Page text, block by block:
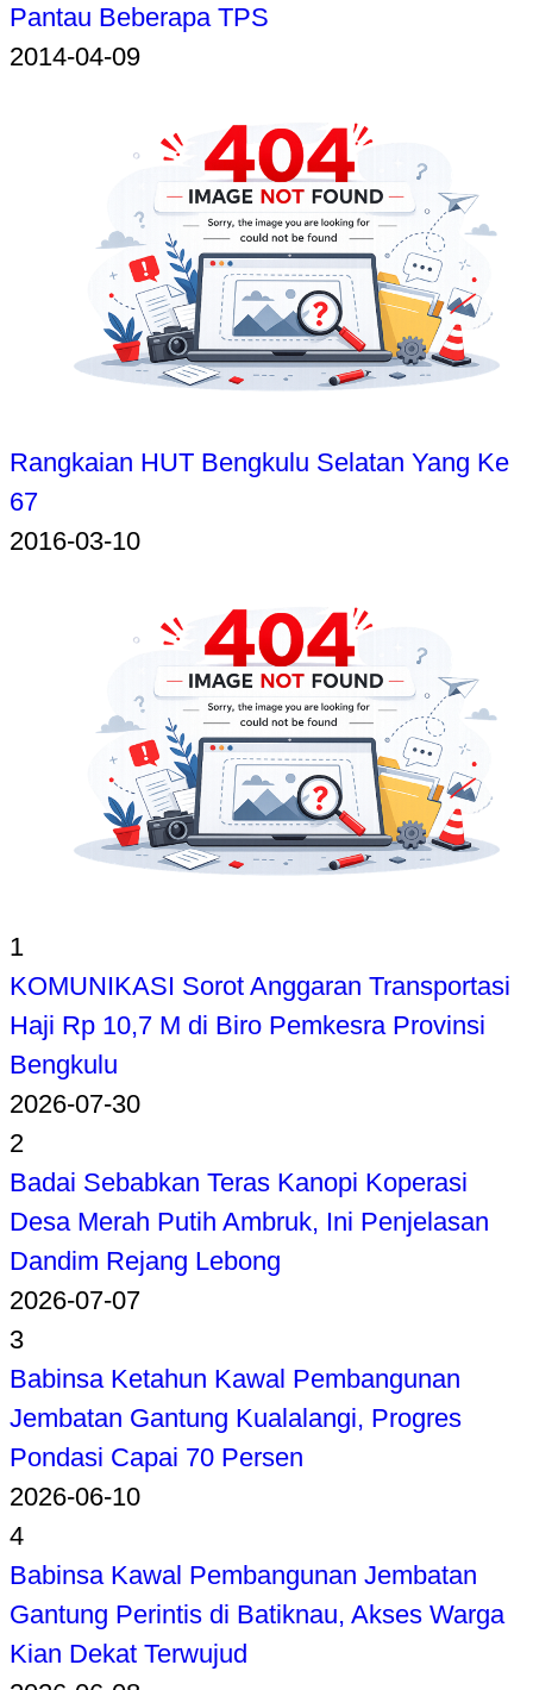
Pantau Beberapa TPS
2014-04-09
Rangkaian HUT Bengkulu Selatan Yang Ke
67
2016-03-10
1
KOMUNIKASI Sorot Anggaran Transportasi
Haji Rp 10,7 M di Biro Pemkesra Provinsi
Bengkulu
2026-07-30
2
Badai Sebabkan Teras Kanopi Koperasi
Desa Merah Putih Ambruk, Ini Penjelasan
Dandim Rejang Lebong
2026-07-07
3
Babinsa Ketahun Kawal Pembangunan
Jembatan Gantung Kualalangi, Progres
Pondasi Capai 70 Persen
2026-06-10
4
Babinsa Kawal Pembangunan Jembatan
Gantung Perintis di Batiknau, Akses Warga
Kian Dekat Terwujud